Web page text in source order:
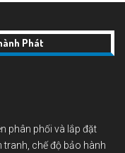
Phát
phân phối và lắp đặt
chế độ bảo hành